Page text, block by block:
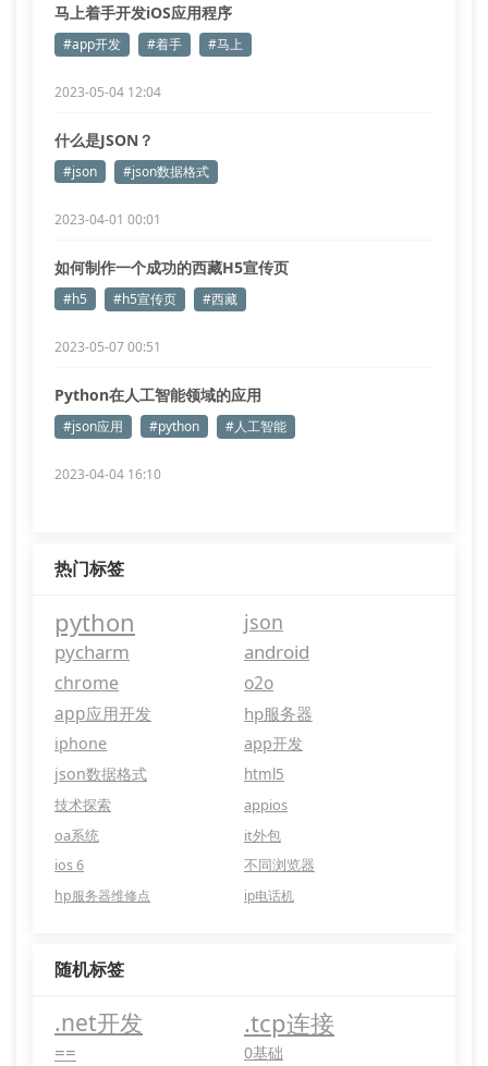
马上着手开发iOS应用程序
#app开发 #着手 #马上
2023-05-04 12:04
什么是JSON？
#json #json数据格式
2023-04-01 00:01
如何制作一个成功的西藏H5宣传页
#h5 #h5宣传页 #西藏
2023-05-07 00:51
Python在人工智能领域的应用
#json应用 #python #人工智能
2023-04-04 16:10
热门标签
python json
pycharm android
chrome
o2o
app应用开发
hp服务器
iphone
app开发
json数据格式
html5
技术探索
appios
oa系统
it外包
ios 6
不同浏览器
hp服务器维修点
ip电话机
随机标签
.net开发 .tcp连接
== 0基础